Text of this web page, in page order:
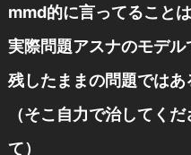
mmd的に言ってること
実際問題アスナのモデ
残したままの問題ではあ
（そこ自力で治してく
て）